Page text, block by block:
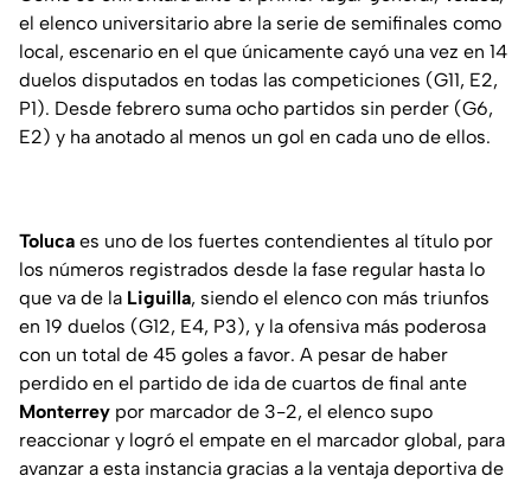
el elenco universitario abre la serie de semifinales como
local, escenario en el que únicamente cayó una vez en 14
duelos disputados en todas las competiciones (G11, E2,
P1). Desde febrero suma ocho partidos sin perder (G6,
E2) y ha anotado al menos un gol en cada uno de ellos.
Toluca es uno de los fuertes contendientes al título por
los números registrados desde la fase regular hasta lo
que va de la Liguilla, siendo el elenco con más triunfos
en 19 duelos (G12, E4, P3), y la ofensiva más poderosa
con un total de 45 goles a favor. A pesar de haber
perdido en el partido de ida de cuartos de final ante
Monterrey por marcador de 3-2, el elenco supo
reaccionar y logró el empate en el marcador global, para
avanzar a esta instancia gracias a la ventaja deportiva de